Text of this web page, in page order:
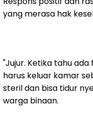
yang merasa hak
"Jujur. Ketika tahu
harus keluar kamar
steril dan bisa tidur
warga binaan.